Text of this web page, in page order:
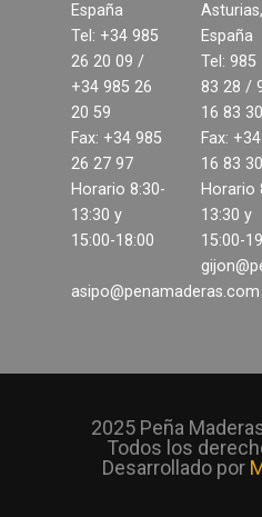
España
Tel: +34 985
26 20 09 /
+34 985 26
20 59
Fax: +34 985
26 27 97
Horario 8:30-
13:30 y
15:00-18:00
asipo@penamaderas.com
Asturias,
España
Tel: 985
83 28 /
16 83 30
Fax:
16 83 30
Horario
13:30 y
15:00-
2025 Peña
Todos los
Desarrollado por